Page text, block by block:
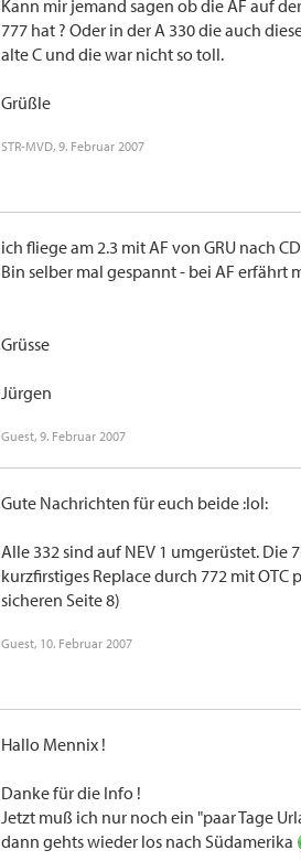
Kann mir jemand sagen ob die AF auf
777 hat ? Oder in der A 330 die auch
alte C und die war nicht so toll.
Grüßle
STR-MVD, 9. Februar 2007
ich fliege am 2.3 mit AF von GRU nach
Bin selber mal gespannt - bei AF erfährt
Grüsse
Jürgen
Guest, 9. Februar 2007
Gute Nachrichten für euch beide :lol:
Alle 332 sind auf NEV 1 umgerüstet. Die
kurzfirstiges Replace durch 772 mit
sicheren Seite 8)
Guest, 10. Februar 2007
Hallo Mennix !
Danke für die Info !
Jetzt muß ich nur noch ein "paar Tage
dann gehts wieder los nach Südamerika